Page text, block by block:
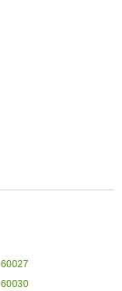
60027
60030